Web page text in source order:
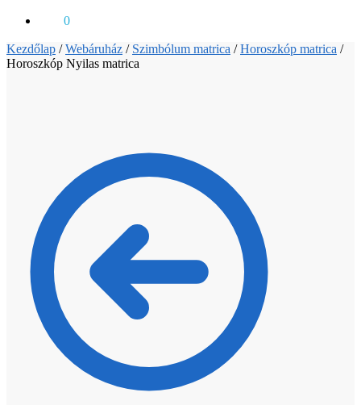
0
Kezdőlap /Webáruház / Szimbólum matrica /Horoszkóp matrica /
Horoszkóp Nyilas matrica